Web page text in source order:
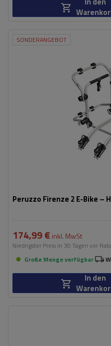
SONDERANGEBOT
Peruzzo Firenze 2 E-Bike –
kompatibel mit Elektrofahrrädern
174,99 € inkl. MwSt
Niedrigster Preis in 30 Tagen vor
Große Menge verfügbar
In den